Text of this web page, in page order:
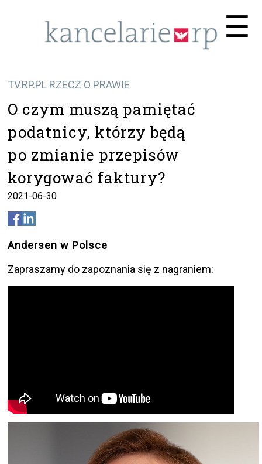
☰
TV.RP.PL RZECZ O PRAWIE
O czym muszą pamiętać
podatnicy, którzy będą
po zmianie przepisów
korygować faktury?
2021-06-30
Andersen w Polsce
Zapraszamy do zapoznania się z nagraniem: